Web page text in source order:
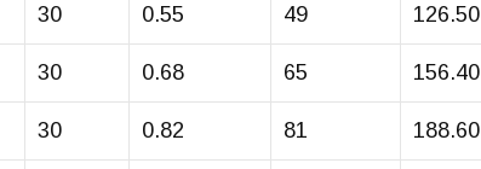
30 0.55 49 126.50
30 0.68 65 156.40
30 0.82 81 188.60